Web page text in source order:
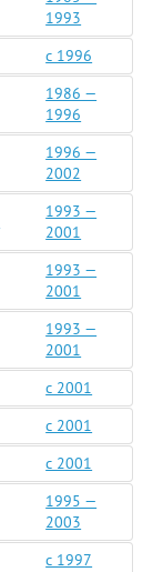
1993
c 1996
1986 —
1996
1996 —
2002
1993 —
2001
1993 —
2001
1993 —
2001
c 2001
c 2001
c 2001
1995 —
2003
c 1997